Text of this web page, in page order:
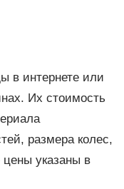
в интернете или
Их стоимость
размера колес,
указаны в